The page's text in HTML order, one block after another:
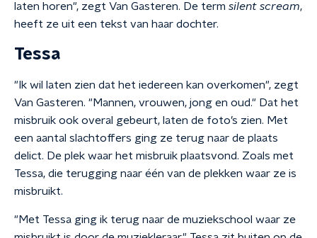
laten horen", zegt Van Gasteren. De term silent scream,
heeft ze uit een tekst van haar dochter.
Tessa
"Ik wil laten zien dat het iedereen kan overkomen", zegt
Van Gasteren. "Mannen, vrouwen, jong en oud." Dat het
misbruik ook overal gebeurt, laten de foto’s zien. Met
een aantal slachtoffers ging ze terug naar de plaats
delict. De plek waar het misbruik plaatsvond. Zoals met
Tessa, die terugging naar één van de plekken waar ze is
misbruikt.
"Met Tessa ging ik terug naar de muziekschool waar ze